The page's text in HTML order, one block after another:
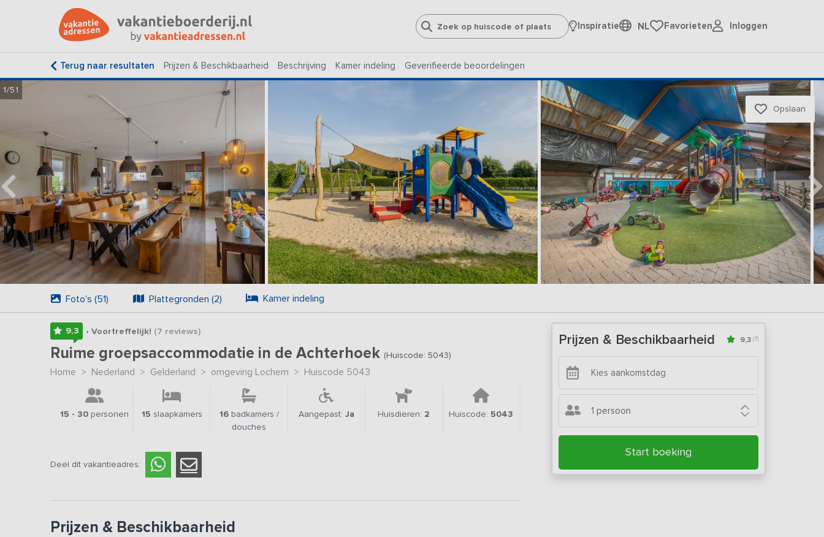
Inspiratie NL Favorieten Inloggen
Terug naar resultaten Prijzen & Beschikbaarheid Beschrijving Kamer indeling Geverifieerde beoordelingen
1/51
Opslaan
Foto's (51) Plattegronden (2) Kamer indeling
9,3 • Voortreffelijk! (7 reviews)
Ruime groepsaccommodatie in de Achterhoek (Huiscode: 5043)
Home > Nederland > Gelderland > omgeving Lochem > Huiscode 5043
15 - 30 personen 15 slaapkamers 16badkamers /
douches
Aangepast: Ja Huisdieren: 2 Huiscode: 5043
Deel dit vakantieadres:
Prijzen & Beschikbaarheid
Prijzen & Beschikbaarheid 9,3 (7)
1 persoon
Start boeking